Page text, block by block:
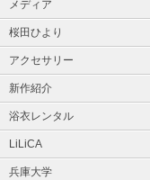
メディア
桜田ひより
アクセサリー
新作紹介
浴衣レンタル
LiLiCA
兵庫大学